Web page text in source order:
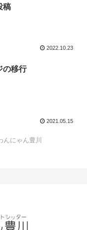
稿
2022.10.23
の移行
2021.05.15
んにゃん豊川